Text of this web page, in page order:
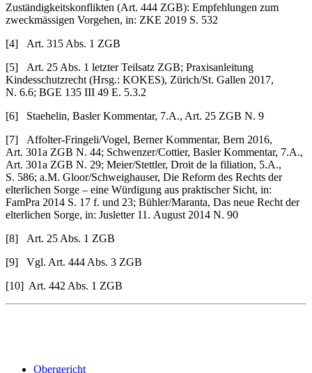
Zuständigkeitskonflikten (Art. 444 ZGB): Empfehlungen zum
zweckmässigen Vorgehen, in: ZKE 2019 S. 532
[4] Art. 315 Abs. 1 ZGB
[5] Art. 25 Abs. 1 letzter Teilsatz ZGB; Praxisanleitung
Kindesschutzrecht (Hrsg.: KOKES), Zürich/St. Gallen 2017,
N. 6.6; BGE 135 III 49 E. 5.3.2
[6] Staehelin, Basler Kommentar, 7.A., Art. 25 ZGB N. 9
[7] Affolter-Fringeli/Vogel, Berner Kommentar, Bern 2016,
Art. 301a ZGB N. 44; Schwenzer/Cottier, Basler Kommentar, 7.A.,
Art. 301a ZGB N. 29; Meier/Stettler, Droit de la filiation, 5.A.,
S. 586; a.M. Gloor/Schweighauser, Die Reform des Rechts der
elterlichen Sorge – eine Würdigung aus praktischer Sicht, in:
FamPra 2014 S. 17 f. und 23; Bühler/Maranta, Das neue Recht der
elterlichen Sorge, in: Jusletter 11. August 2014 N. 90
[8] Art. 25 Abs. 1 ZGB
[9] Vgl. Art. 444 Abs. 3 ZGB
[10] Art. 442 Abs. 1 ZGB
Obergericht